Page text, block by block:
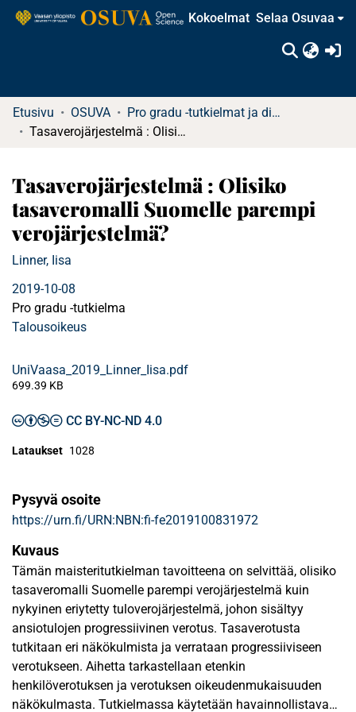
Kokoelmat Selaa Osuvaa
Etusivu OSUVA
Pro gradu -tutkielmat ja diplomityöt
Tasaverojärjestelmä : Olisiko tasaveromalli Suomelle parempi verojärjestelmä?
Tasaverojärjestelmä : Olisiko
tasaveromalli Suomelle parempi
verojärjestelmä?
Linner, Iisa
2019-10-08
Pro gradu -tutkielma
Talousoikeus
UniVaasa_2019_Linner_Iisa.pdf
699.39 KB
CC BY-NC-ND 4.0
Lataukset 1028
Pysyvä osoite
https://urn.fi/URN:NBN:fi-fe2019100831972
Kuvaus
Tämän maisteritutkielman tavoitteena on selvittää, olisiko
tasaveromalli Suomelle parempi verojärjestelmä kuin
nykyinen eriytetty tuloverojärjestelmä, johon sisältyy
ansiotulojen progressiivinen verotus. Tasaverotusta
tutkitaan eri näkökulmista ja verrataan progressiiviseen
verotukseen. Aihetta tarkastellaan etenkin
henkilöverotuksen ja verotuksen oikeudenmukaisuuden
näkökulmasta. Tutkielmassa käytetään havainnollistavana